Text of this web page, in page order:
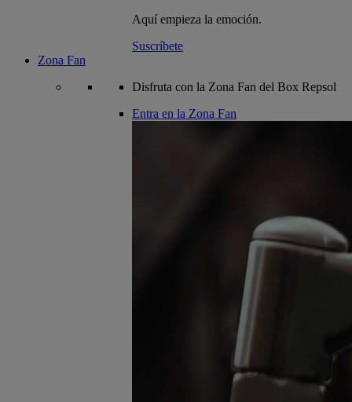
Aquí empieza la emoción.
Suscríbete
Zona Fan
Disfruta con la Zona Fan del Box Repsol
Entra en la Zona Fan